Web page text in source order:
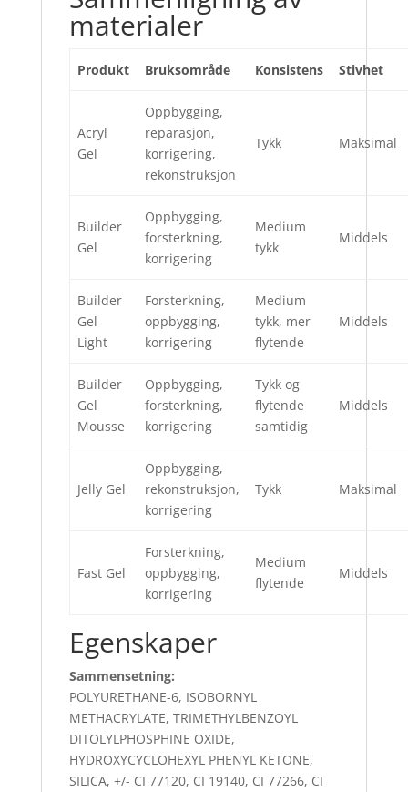
materialer
Produkt Bruksområde Konsistens Stivhet
Acryl
Gel
Oppbygging,
reparasjon,
korrigering,
rekonstruksjon
Tykk Maksimal
Builder
Gel
Oppbygging,
forsterkning,
korrigering
Medium
tykk
Middels
Builder
Gel
Light
Forsterkning,
oppbygging,
korrigering
Medium
tykk, mer
flytende
Middels
Builder
Gel
Mousse
Oppbygging,
forsterkning,
korrigering
Tykk og
flytende
samtidig
Middels
Jelly Gel
Oppbygging,
rekonstruksjon,
korrigering
Tykk Maksimal
Fast Gel
Forsterkning,
oppbygging,
korrigering
Medium
flytende
Middels
Egenskaper
Sammensetning:
POLYURETHANE-6, ISOBORNYL
METHACRYLATE, TRIMETHYLBENZOYL
DITOLYLPHOSPHINE OXIDE,
HYDROXYCYCLOHEXYL PHENYL KETONE,
SILICA, +/- CI 77120, CI 19140, CI 77266, CI